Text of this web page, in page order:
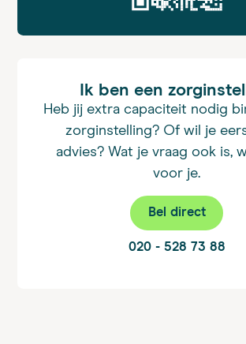
Ik ben een
Heb jij extra capaciteit nodig
zorginstelling? Of wil je
advies? Wat je vraag ook is,
voor je.
Bel direct
020 - 528 73 88